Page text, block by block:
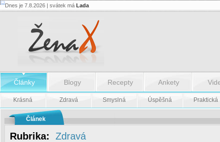
Trápí
kloubů?
Dnes je 7.8.2026 | svátek má Lada
Články Blogy Recepty Ankety
Krásná Zdravá Smyslná Úspěšná Praktická
Článek
Rubrika: Zdravá